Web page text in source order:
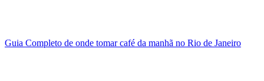
Guia Completo de onde tomar café da manhã no Rio de Janeiro